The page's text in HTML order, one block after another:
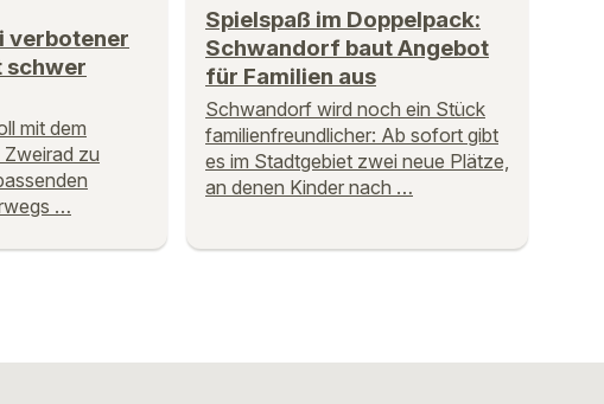
verbotener
mit dem
zu
…
Spielspaß im Doppelpack:
Schwandorf baut Angebot
für Familien aus
Schwandorf wird noch ein Stück
familienfreundlicher: Ab sofort gibt
es im Stadtgebiet zwei neue Plätze,
an denen Kinder nach …